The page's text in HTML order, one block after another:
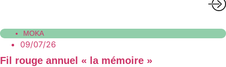
MOKA
09/07/26
Fil rouge annuel « la mémoire »